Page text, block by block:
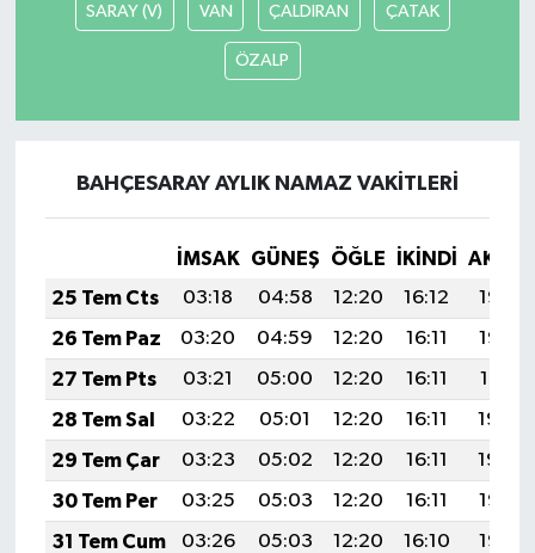
SARAY (V) VAN ÇALDIRAN ÇATAK
ÖZALP
BAHÇESARAY AYLIK NAMAZ VAKITLERI
İMSAK GÜNEŞ ÖĞLE İKINDI
25 Tem Cts
03:18 04:58 12:20 16:12
19:32
26 Tem Paz
03:20 04:59 12:20 16:11
19:32
27 Tem Pts
03:21 05:00 12:20 16:11
19:31
28 Tem Sal
03:22 05:01 12:20 16:11
19:30
29 Tem Çar
03:23 05:02 12:20 16:11
19:29
30 Tem Per
03:25 05:03 12:20 16:11
19:28
31 Tem Cum
03:26 05:03 12:20 16:10
19:27